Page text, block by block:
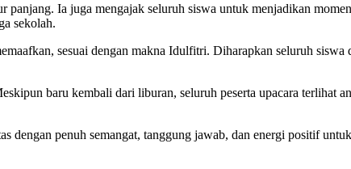
Ia juga mengajak seluruh siswa untuk menjadikan
sekolah.
sesuai dengan makna Idulfitri. Diharapkan seluruh siswa
baru kembali dari liburan, seluruh peserta upacara terlihat
penuh semangat, tanggung jawab, dan energi positif